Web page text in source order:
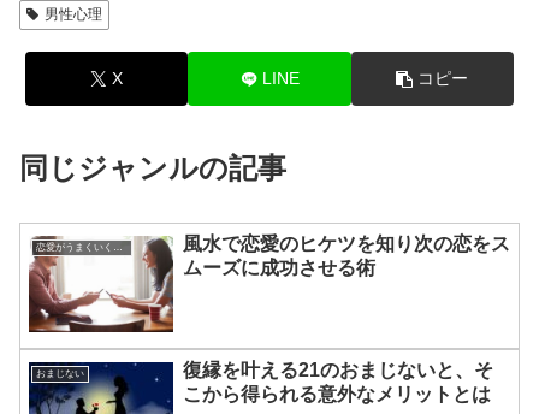
男性心理
X LINE コピー
同じジャンルの記事
恋愛がうまくいく方法
風水で恋愛のヒケツを知り次の恋をス
ムーズに成功させる術
おまじない
復縁を叶える21のおまじないと、そ
こから得られる意外なメリットとは